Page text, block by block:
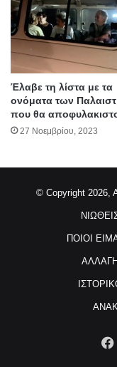
Έλαβε τη λίστα με τα
ονόματα των
που θα
27 Νοεμβρίου, 2023
© Copyright 2026,
ΠΟΙΟΙ